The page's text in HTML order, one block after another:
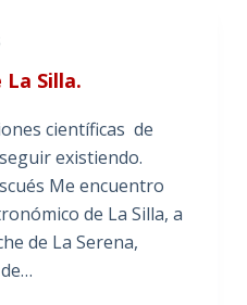
Silla.
científicas de
existiendo.
Me encuentro
de La Silla, a
de La Serena,